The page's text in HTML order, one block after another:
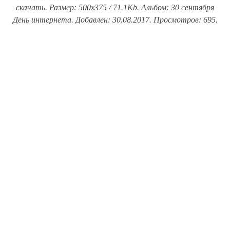
скачать. Размер: 500x375 / 71.1Kb. Альбом: 30 сентября
День интернета. Добавлен: 30.08.2017. Просмотров: 695.